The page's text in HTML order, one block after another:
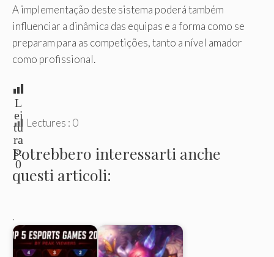
A implementação deste sistema poderá também
influenciar a dinâmica das equipas e a forma como se
preparam para as competições, tanto a nível amador
como profissional.
L
ei
tu
ra
s:
0
Lectures : 0
Potrebbero interessarti anche
questi articoli:
.